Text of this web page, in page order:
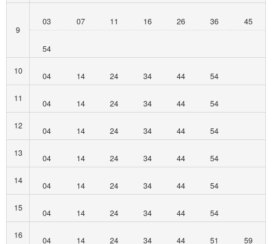
9
03 07 11 16 26 36 45
54
10
04 14 24 34 44
54
11
04 14 24 34 44
54
12
04 14 24 34 44
54
13
04 14 24 34 44
54
14
04 14 24 34 44
54
15
04 14 24 34 44
54
16
04 14 24 34 44 51 59